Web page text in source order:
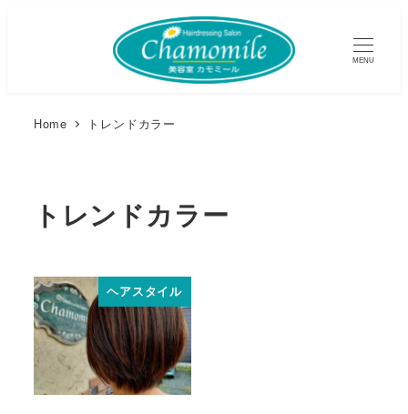
MENU
Home トレンドカラー
トレンドカラー
ヘアスタイル